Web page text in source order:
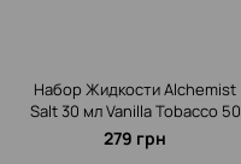
Набор Жидкости Alchemist
Salt 30 мл Vanilla Tobacco 50
мг
279 грн